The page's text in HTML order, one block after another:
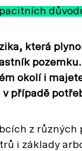
která
okolí i
případě
z různých
i základy